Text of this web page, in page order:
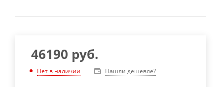
46190 руб.
Нет в наличии Нашли дешевле?